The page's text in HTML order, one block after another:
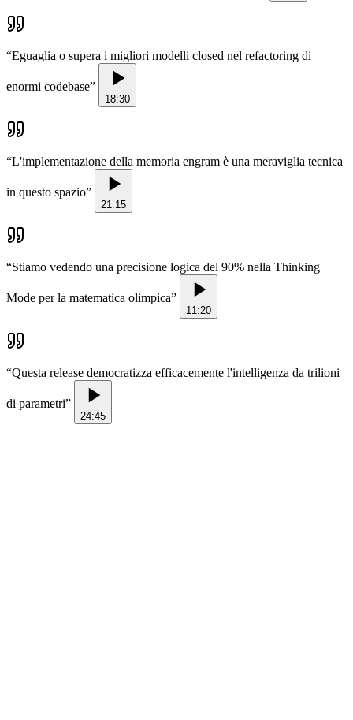
“Eguaglia o supera i migliori modelli closed nel refactoring di
enormi codebase”
18:30
“L'implementazione della memoria engram è una meraviglia tecnica
in questo spazio”
21:15
“Stiamo vedendo una precisione logica del 90% nella Thinking
Mode per la matematica olimpica”
11:20
“Questa release democratizza efficacemente l'intelligenza da trilioni
di parametri”
24:45